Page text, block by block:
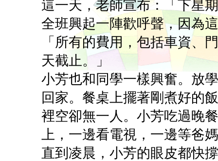
這一天，老師宣布：「下星
全班興起一陣歡呼聲，因為
「所有的費用，包括車資、
天截止。」
小芳也和同學一樣興奮。放
回家。餐桌上擺著剛煮好的
裡空卻無一人。小芳吃過晚
上，一邊看電視，一邊等爸
直到凌晨，小芳的眼皮都快